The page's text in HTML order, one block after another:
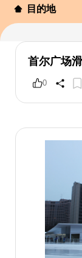
目的地
首尔广场
0